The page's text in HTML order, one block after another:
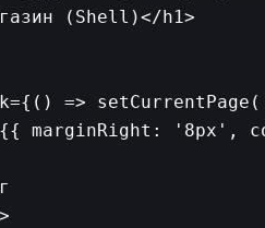
(Shell)</h1>
=>
marginRight: '8px',